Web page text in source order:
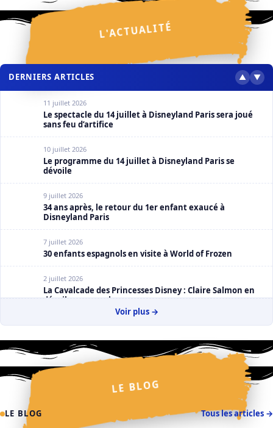
⋆ L'ACTUALITÉ
La rénovation de Blanche-Neige et les Sept Nains
touche à sa fin
27 juillet 2026
DERNIERS ARTICLES ▲ ▼
11 juillet 2026
Le spectacle du 14 juillet à Disneyland Paris sera joué
sans feu d’artifice
10 juillet 2026
Le programme du 14 juillet à Disneyland Paris se
dévoile
9 juillet 2026
34 ans après, le retour du 1er enfant exaucé à
Disneyland Paris
7 juillet 2026
30 enfants espagnols en visite à World of Frozen
2 juillet 2026
La Cavalcade des Princesses Disney : Claire Salmon en
dévoile un peu plus
1 juillet 2026
programme se précise
Voir plus →
LE BLOG
LE BLOG Tous les articles →